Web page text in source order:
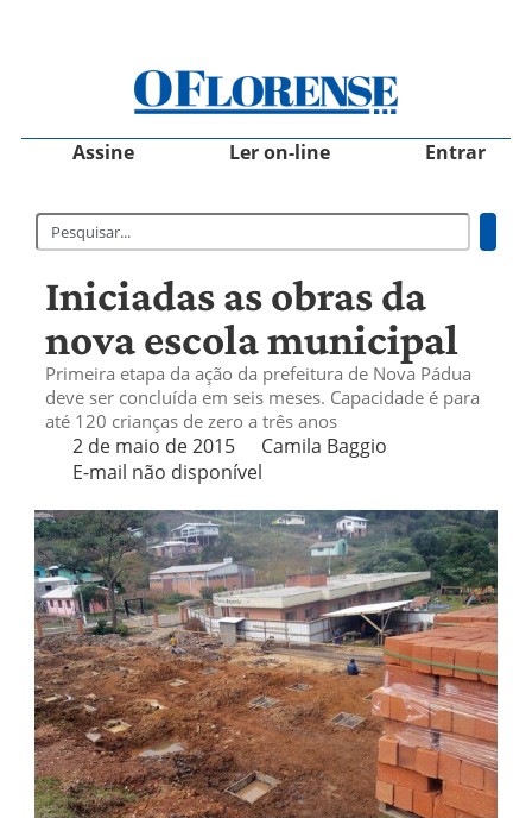
Assine Ler on-line Entrar
Iniciadas as obras da
nova escola municipal
Primeira etapa da ação da prefeitura de Nova Pádua
deve ser concluída em seis meses. Capacidade é para
até 120 crianças de zero a três anos
2 de maio de 2015
Camila Baggio
E-mail não disponível